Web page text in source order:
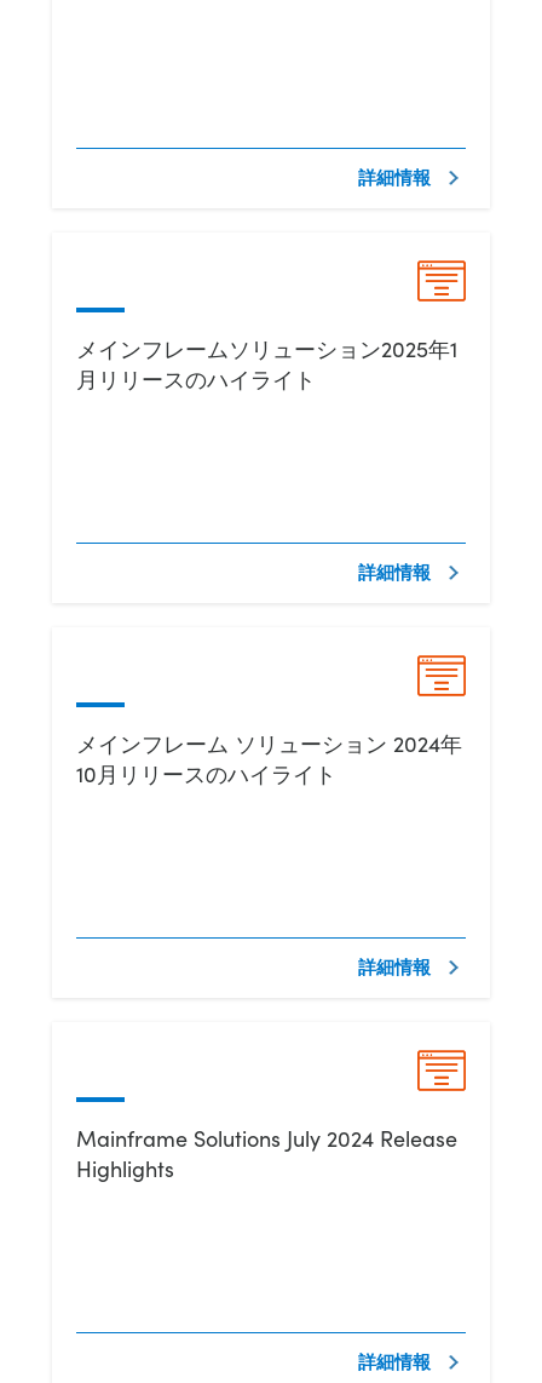
詳細情報
メインフレームソリューション2025年1
月リリースのハイライト
詳細情報
メインフレーム ソリューション 2024年
10月リリースのハイライト
詳細情報
Mainframe Solutions July 2024 Release
Highlights
詳細情報